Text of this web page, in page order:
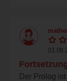
Der Prolog